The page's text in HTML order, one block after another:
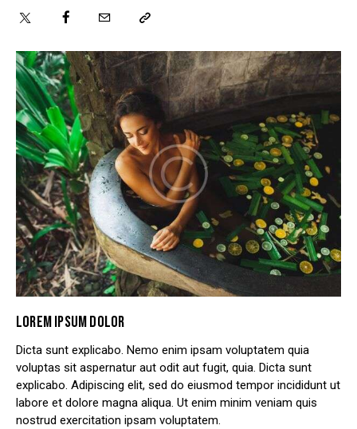
LOREM IPSUM DOLOR
Dicta sunt explicabo. Nemo enim ipsam voluptatem quia
voluptas sit aspernatur aut odit aut fugit, quia. Dicta sunt
explicabo. Adipiscing elit, sed do eiusmod tempor incididunt ut
labore et dolore magna aliqua. Ut enim minim veniam quis
nostrud exercitation ipsam voluptatem.